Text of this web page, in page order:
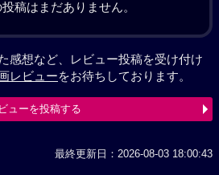
稿はまだありません。
感想など、レビュー投稿を受け付け
レビューをお待ちしております。
ューを投稿する
最終更新日：2026-08-03 18:00:43